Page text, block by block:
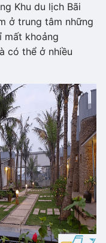
Khu du lịch Bãi
ở trung tâm những
mất khoảng
có thể ở nhiều